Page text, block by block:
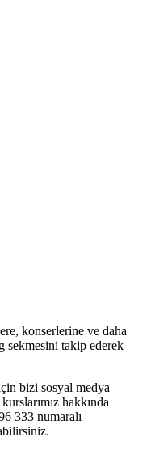
konserlerine ve daha
sekmesini takip ederek
bizi sosyal medya
hakkında
333 numaralı